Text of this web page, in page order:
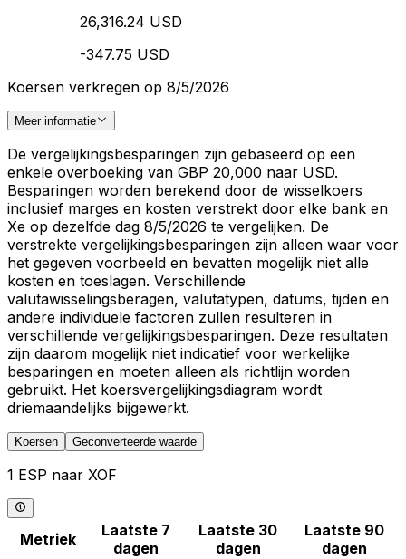
26,316.24 USD
-347.75 USD
Koersen verkregen op 8/5/2026
Meer informatie
De vergelijkingsbesparingen zijn gebaseerd op een
enkele overboeking van GBP 20,000 naar USD.
Besparingen worden berekend door de wisselkoers
inclusief marges en kosten verstrekt door elke bank en
Xe op dezelfde dag 8/5/2026 te vergelijken. De
verstrekte vergelijkingsbesparingen zijn alleen waar voor
het gegeven voorbeeld en bevatten mogelijk niet alle
kosten en toeslagen. Verschillende
valutawisselingsberagen, valutatypen, datums, tijden en
andere individuele factoren zullen resulteren in
verschillende vergelijkingsbesparingen. Deze resultaten
zijn daarom mogelijk niet indicatief voor werkelijke
besparingen en moeten alleen als richtlijn worden
gebruikt. Het koersvergelijkingsdiagram wordt
driemaandelijks bijgewerkt.
Koersen Geconverteerde waarde
1 ESP naar XOF
Metriek
Laatste 7
dagen
Laatste 30
dagen
Laatste 90
dagen